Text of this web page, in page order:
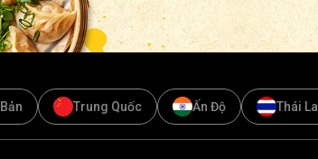
Trung Quốc Ấn Độ Thái